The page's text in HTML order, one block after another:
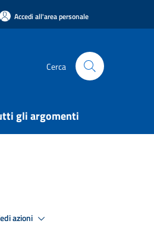
Accedi all'area personale
Cerca
gli argomenti
azioni